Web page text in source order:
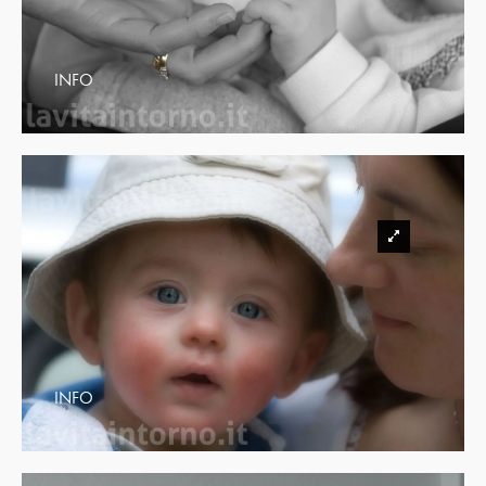
INFO
INFO